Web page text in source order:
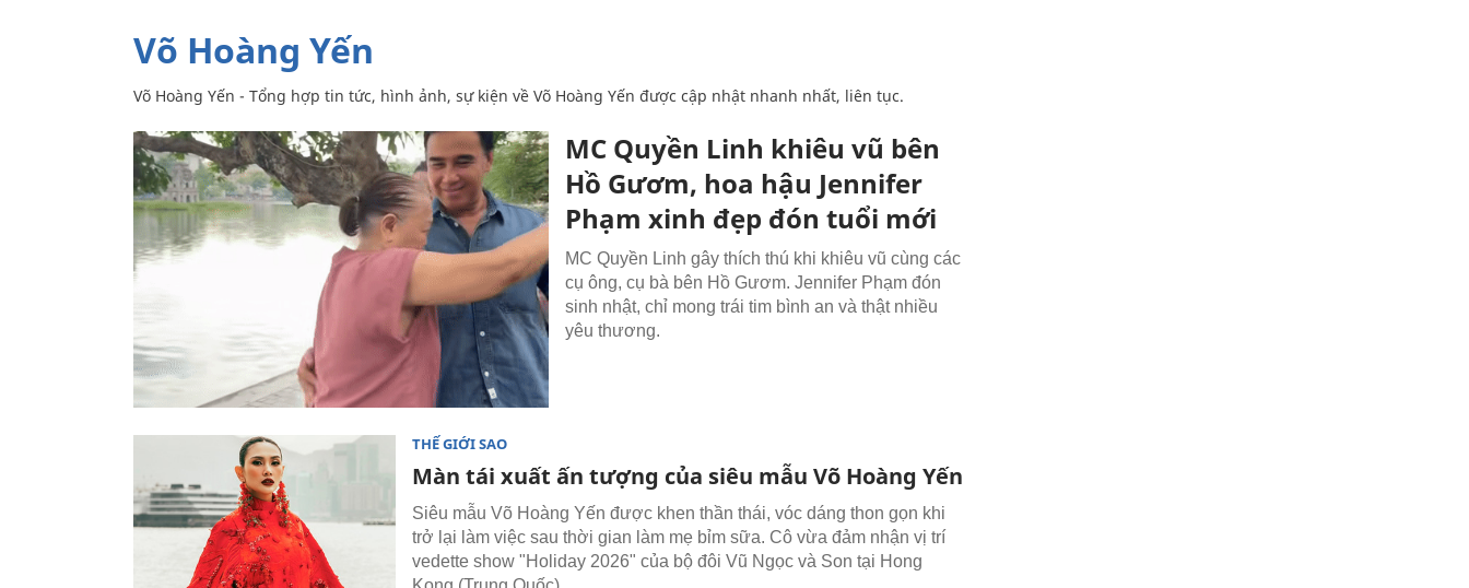
Võ Hoàng Yến
Võ Hoàng Yến - Tổng hợp tin tức, hình ảnh, sự kiện về Võ Hoàng Yến được cập nhật nhanh nhất, liên tục.
MC Quyền Linh khiêu vũ bên
Hồ Gươm, hoa hậu Jennifer
Phạm xinh đẹp đón tuổi mới
MC Quyền Linh gây thích thú khi khiêu vũ cùng các
cụ ông, cụ bà bên Hồ Gươm. Jennifer Phạm đón
sinh nhật, chỉ mong trái tim bình an và thật nhiều
yêu thương.
THẾ GIỚI SAO
Màn tái xuất ấn tượng của siêu mẫu Võ Hoàng Yến
Siêu mẫu Võ Hoàng Yến được khen thần thái, vóc dáng thon gọn khi
trở lại làm việc sau thời gian làm mẹ bỉm sữa. Cô vừa đảm nhận vị trí
vedette show "Holiday 2026" của bộ đôi Vũ Ngọc và Son tại Hong